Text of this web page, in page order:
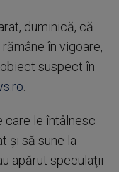
duminică, că
în vigoare,
suspect în
care le întâlnesc
şi să sune la
apărut speculaţii